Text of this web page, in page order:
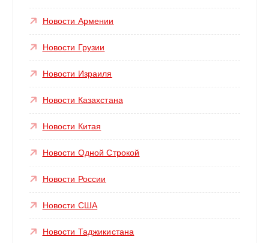
Новости Армении
Новости Грузии
Новости Израиля
Новости Казахстана
Новости Китая
Новости Одной Строкой
Новости России
Новости США
Новости Таджикистана